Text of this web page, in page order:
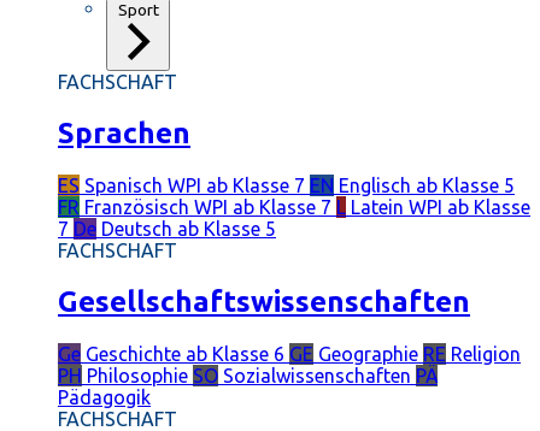
Sport
FACHSCHAFT
Sprachen
ES Spanisch WPI ab Klasse 7 EN Englisch ab Klasse 5
FR Französisch WPI ab Klasse 7 L Latein WPI ab Klasse
7 De Deutsch ab Klasse 5
FACHSCHAFT
Gesellschaftswissenschaften
Ge Geschichte ab Klasse 6 GE Geographie RE Religion
PH Philosophie SO Sozialwissenschaften PÄ
Pädagogik
FACHSCHAFT